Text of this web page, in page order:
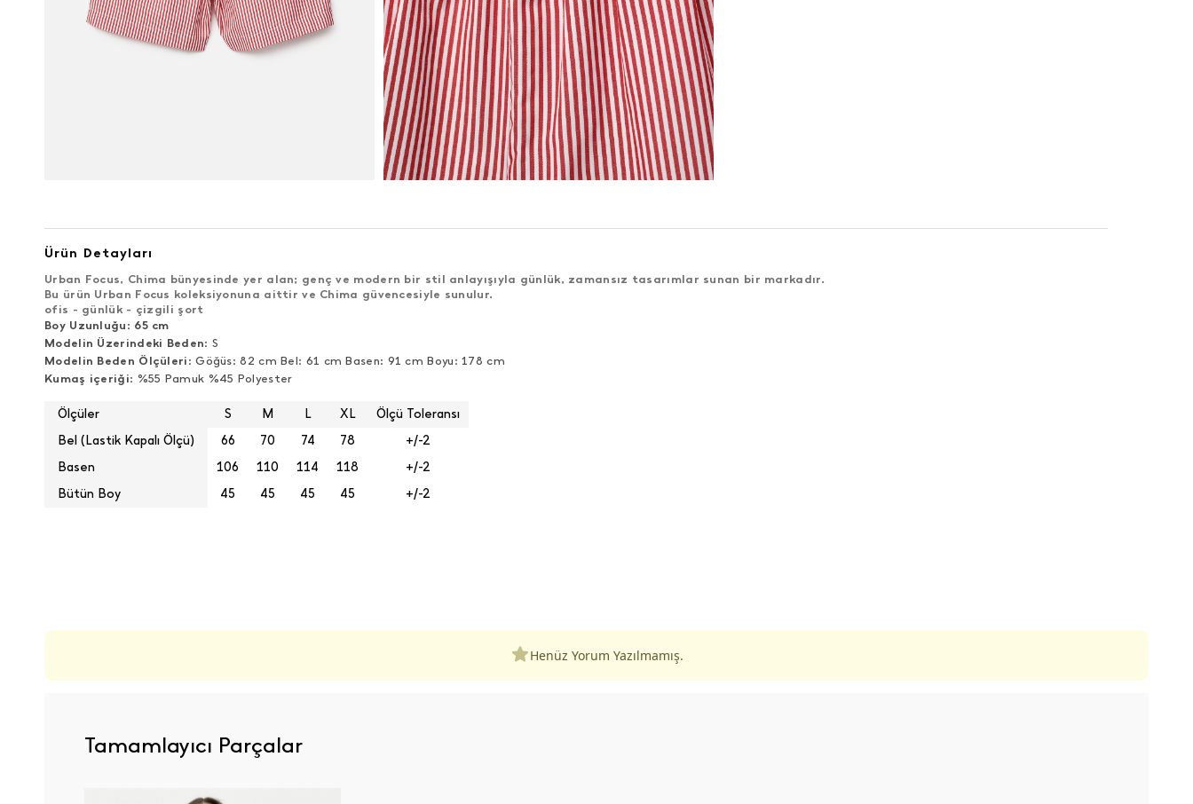
Ürün Detayları
Urban Focus, Chima bünyesinde yer alan; genç ve modern bir stil anlayışıyla günlük, zamansız tasarımlar sunan bir markadır.
Bu ürün Urban Focus koleksiyonuna aittir ve Chima güvencesiyle sunulur.
ofis - günlük - çizgili şort
Boy Uzunluğu : 65 cm
Modelin Üzerindeki Beden: S
Modelin Beden Ölçüleri : Göğüs: 82 cm Bel: 61 cm Basen: 91 cm Boyu: 178 cm
Kumaş içeriği: %55 Pamuk %45 Polyester
Ölçüler S M L XL
Ölçü Toleransı
Bel (Lastik Kapalı Ölçü)
66 70 74 78
+/-2
Basen
106 110 114 118
+/-2
Bütün Boy
45 45 45 45 +/-2
Henüz Yorum Yazılmamış.
Tamamlayıcı Parçalar